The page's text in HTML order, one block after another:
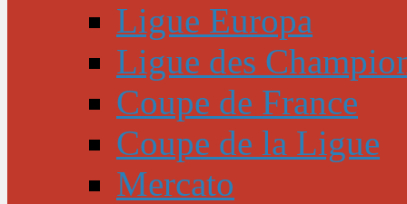
Ligue Europa
Ligue des
Coupe de France
Coupe de la Ligue
Mercato